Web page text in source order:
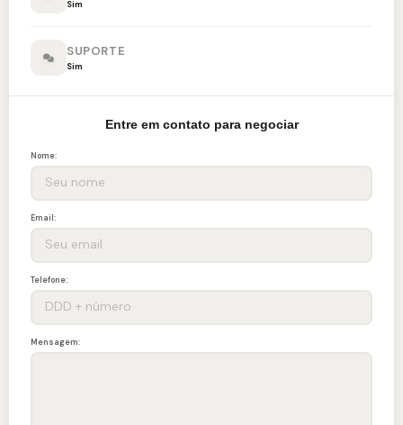
Sim
SUPORTE
Sim
Entre em contato para negociar
Nome:
Email:
Telefone:
Mensagem: